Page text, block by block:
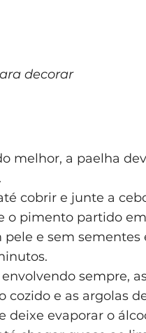
decorar
melhor, a paelha
cobrir e junte a
o pimento partido
e sem
sempre,
cozido e as argolas
deixe evaporar o